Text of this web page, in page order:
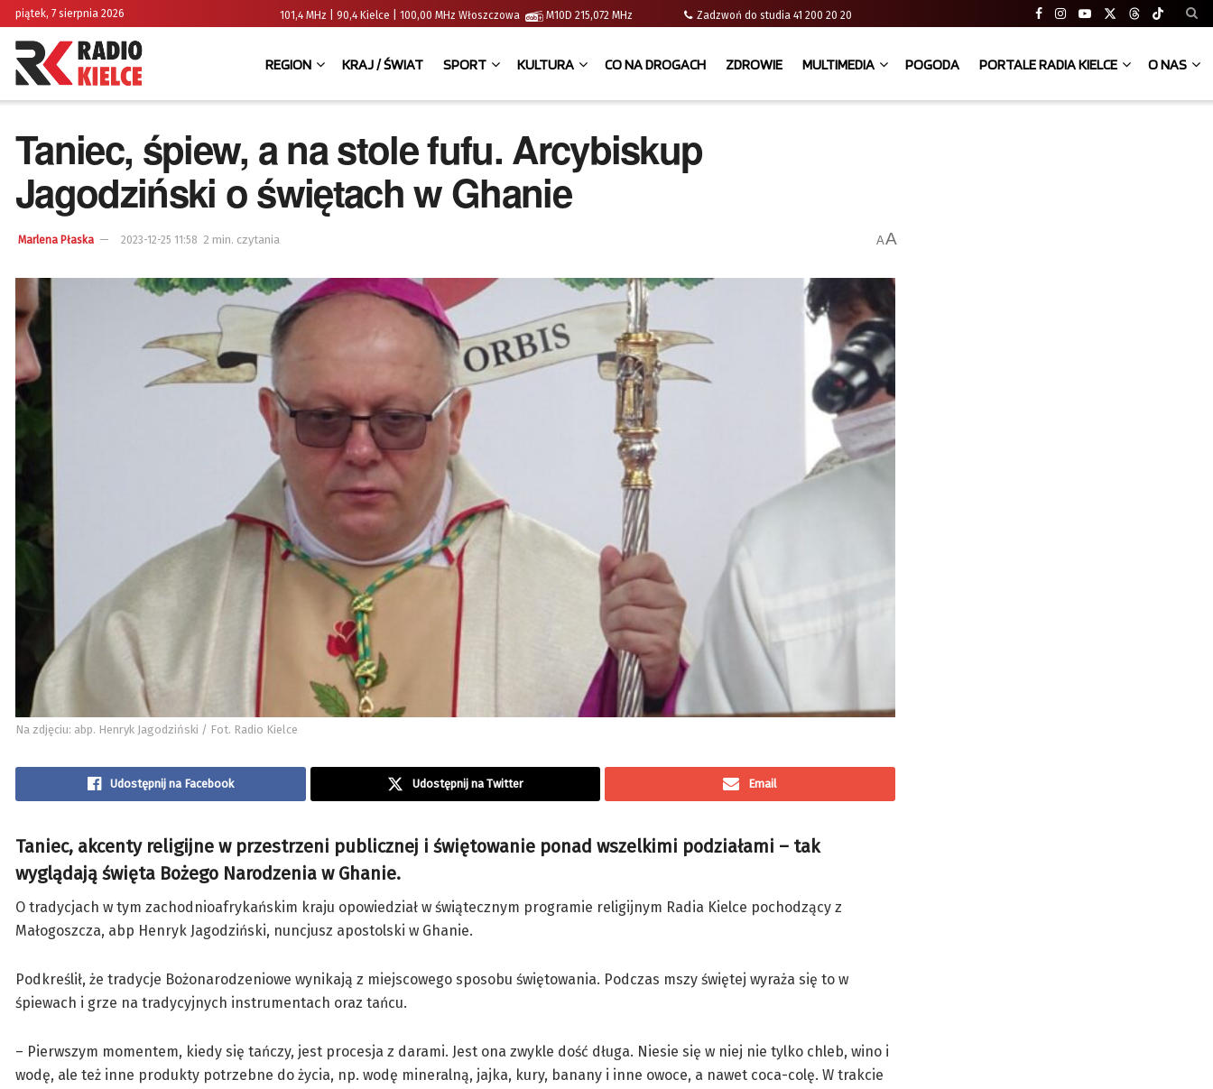
piątek, 7 sierpnia 2026 101,4 MHz | 90,4 Kielce | 100,00 MHz Włoszczowa M10D 215,072 MHz Zadzwoń do studia 41 200 20 20
REGION KRAJ / ŚWIAT SPORT KULTURA CO NA DROGACH ZDROWIE MULTIMEDIA POGODA PORTALE RADIA KIELCE O NAS
Taniec, śpiew, a na stole fufu. Arcybiskup
Jagodziński o świętach w Ghanie
Marlena Płaska 2023-12-25 11:58 2 min. czytania AA
Na zdjęciu: abp. Henryk Jagodziński / Fot. Radio Kielce
Udostępnij na Facebook Udostępnij na Twitter Email
Taniec, akcenty religijne w przestrzeni publicznej i świętowanie ponad wszelkimi podziałami – tak
wyglądają święta Bożego Narodzenia w Ghanie.
O tradycjach w tym zachodnioafrykańskim kraju opowiedział w świątecznym programie religijnym Radia Kielce pochodzący z
Małogoszcza, abp Henryk Jagodziński, nuncjusz apostolski w Ghanie.
Podkreślił, że tradycje Bożonarodzeniowe wynikają z miejscowego sposobu świętowania. Podczas mszy świętej wyraża się to w
śpiewach i grze na tradycyjnych instrumentach oraz tańcu.
– Pierwszym momentem, kiedy się tańczy, jest procesja z darami. Jest ona zwykle dość długa. Niesie się w niej nie tylko chleb, wino i
wodę, ale też inne produkty potrzebne do życia, np. wodę mineralną, jajka, kury, banany i inne owoce, a nawet coca-colę. W trakcie